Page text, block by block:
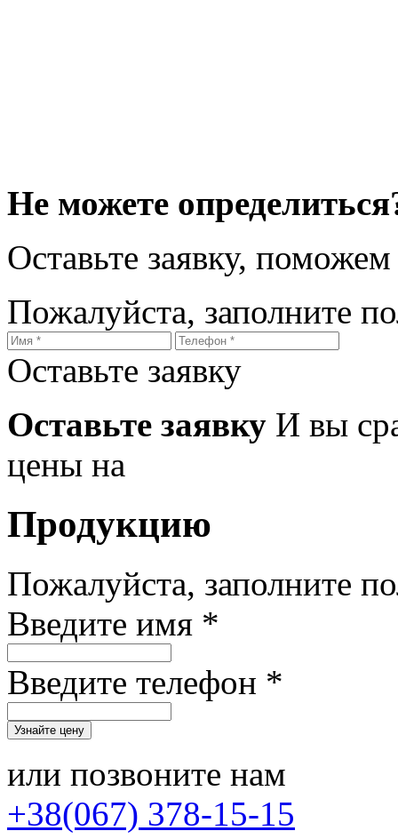
Не можете
Оставьте заявку,
Пожалуйста, заполните
Оставьте заявку
Оставьте заявку И вы
цены на
Продукцию
Пожалуйста, заполните
Введите имя *
Введите телефон *
или позвоните нам
+38(067) 378-15-15